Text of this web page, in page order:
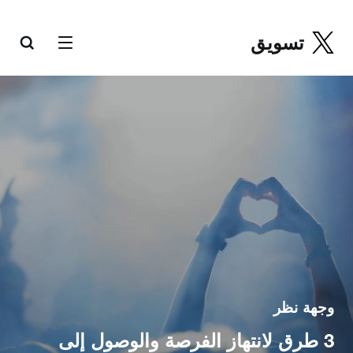
تسويق
وجهة نظر
3 طرق لانتهاز الفرصة والوصول إلى